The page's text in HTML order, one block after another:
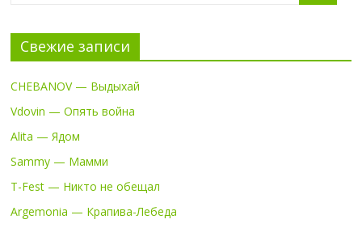
Свежие записи
CHEBANOV — Выдыхай
Vdovin — Опять война
Alita — Ядом
Sammy — Мамми
T-Fest — Никто не обещал
Argemonia — Крапива-Лебеда